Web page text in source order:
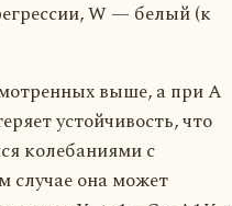
W — белый (к
выше, а при A
устойчивость, что
колебаниями с
случае она может